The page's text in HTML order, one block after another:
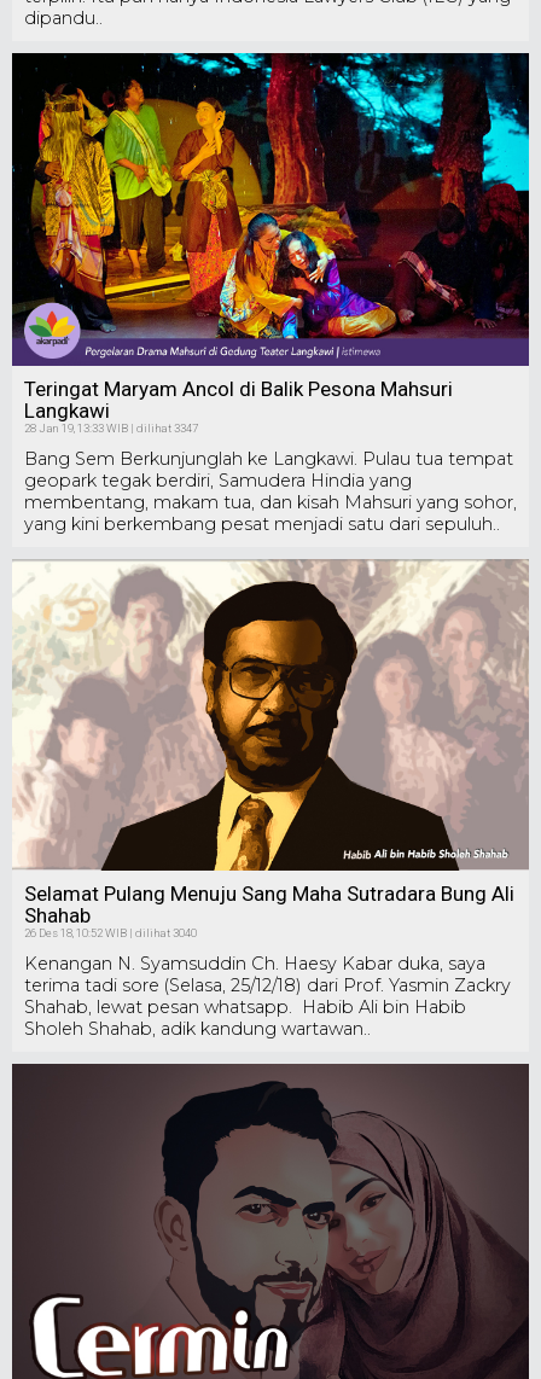
dipandu..
Teringat Maryam Ancol di Balik Pesona Mahsuri
Langkawi
28 Jan 19, 13:33 WIB | dilihat 3347
Bang Sem Berkunjunglah ke Langkawi. Pulau tua tempat
geopark tegak berdiri, Samudera Hindia yang
membentang, makam tua, dan kisah Mahsuri yang sohor,
yang kini berkembang pesat menjadi satu dari sepuluh..
Selamat Pulang Menuju Sang Maha Sutradara Bung Ali
Shahab
26 Des 18, 10:52 WIB | dilihat 3040
Kenangan N. Syamsuddin Ch. Haesy Kabar duka, saya
terima tadi sore (Selasa, 25/12/18) dari Prof. Yasmin Zackry
Shahab, lewat pesan whatsapp. Habib Ali bin Habib
Sholeh Shahab, adik kandung wartawan..